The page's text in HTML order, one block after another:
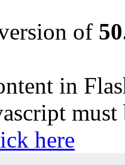
of
in
here